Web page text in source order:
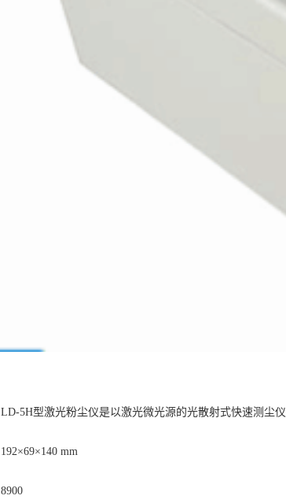
LD-5H型激光粉尘仪是以激光微光源的光散射式快速测尘仪
192×69×140 mm
8900